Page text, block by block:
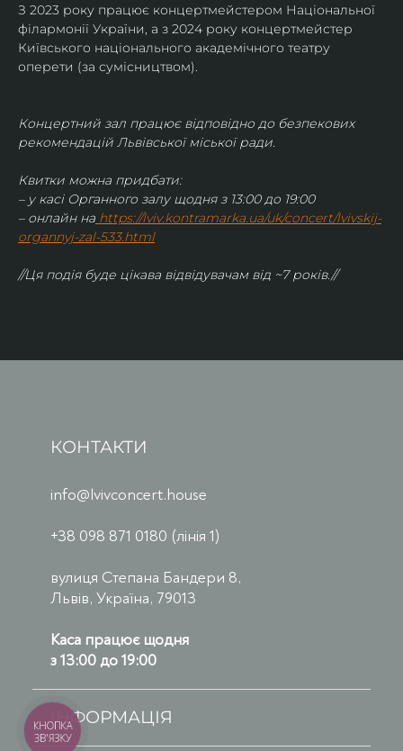
З 2023 року працює концертмейстером Національної
філармонії України, а з 2024 року концертмейстер
Київського національного академічного театру
оперети (за сумісництвом).
Концертний зал працює відповідно до безпекових
рекомендацій Львівської міської ради.
Квитки можна придбати:
– у касі Органного залу щодня з 13:00 до 19:00
– онлайн на https://lviv.kontramarka.ua/uk/concert/lvivskij-
organnyj-zal-533.html
//Ця подія буде цікава відвідувачам від ~7 років.//
КОНТАКТИ
info@lvivconcert.house
+38 098 871 0180 (лінія 1)
вулиця Степана Бандери 8,
Львів, Україна, 79013
Каса працює щодня
з 13:00 до 19:00
ІНФОРМАЦІЯ
КНОПКА
ЗВ'ЯЗКУ